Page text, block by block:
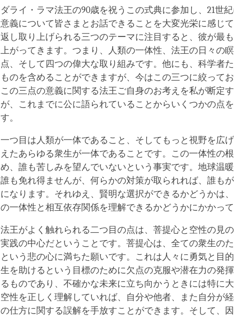
facebook
ダライ・ラマ法王の90歳を祝うこの式典に参加し、21世
意義について皆さまとお話できることを大変光栄に感じ
返し取り上げられる三つのテーマに注目すると、彼が最
上がってきます。つまり、人類の一体性、法王の日々の
点、そして四つの偉大な取り組みです。他にも、科学者
ものを含めることができますが、今はこの三つに絞って
この三点の意義に関する法王ご自身のお考えを私が断定
が、これまでに公に語られていることからいくつかの点
す。
一つ目は人類が一体であること、そしてもっと視野を広
えたあらゆる衆生が一体であることです。この一体性の
め、誰も苦しみを望んでいないという事実です。地球温
誰も免れ得ませんが、何らかの対策が取られれば、誰も
になります。それゆえ、賢明な選択ができるかどうかは
の一体性と相互依存関係を理解できるかどうかにかかって
法王がよく触れられる二つ目の点は、菩提心と空性の見
実践の中心だということです。菩提心は、全ての衆生の
という悲の心に満ちた願いです。これは人々に勇気と目
生を助けるという目標のために欠点の克服や潜在力の発
るものであり、不確かな未来に立ち向かうときには特に
空性を正しく理解していれば、自分や他者、また自分が
の仕方に関する誤解を手放すことができます。そして、